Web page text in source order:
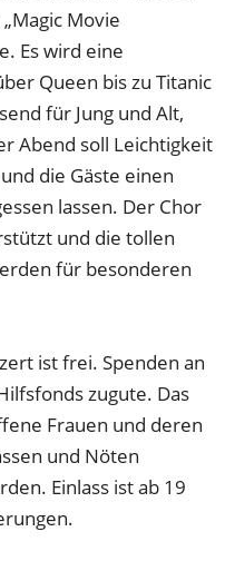
Movie
Es wird eine
Queen bis zu Titanic
für Jung und Alt,
Abend soll Leichtigkeit
die Gäste einen
lassen. Der Chor
und die tollen
für besonderen
ist frei. Spenden an
zugute. Das
Frauen und deren
und Nöten
Einlass ist ab 19